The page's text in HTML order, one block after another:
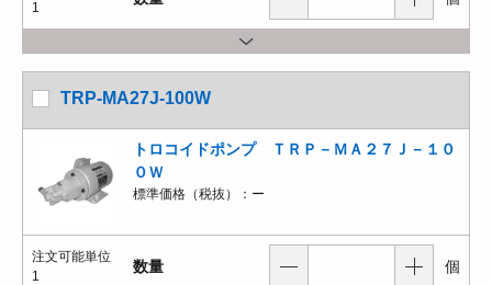
1
TRP-MA27J-100W
トロコイドポンプ ＴＲＰ－ＭＡ２７Ｊ－１０
０Ｗ
標準価格（税抜）： ー
注文可能単位
1
数量 個